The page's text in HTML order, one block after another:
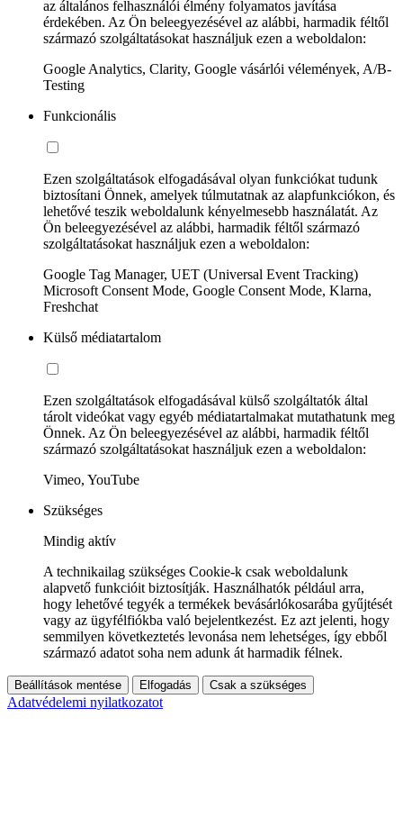
az általános felhasználói élmény folyamatos javítása
érdekében. Az Ön beleegyezésével az alábbi, harmadik féltől
származó szolgáltatásokat használjuk ezen a weboldalon:
Google Analytics, Clarity, Google vásárlói vélemények, A/B-
Testing
Funkcionális
Ezen szolgáltatások elfogadásával olyan funkciókat tudunk
biztosítani Önnek, amelyek túlmutatnak az alapfunkciókon, és
lehetővé teszik weboldalunk kényelmesebb használatát. Az
Ön beleegyezésével az alábbi, harmadik féltől származó
szolgáltatásokat használjuk ezen a weboldalon:
Google Tag Manager, UET (Universal Event Tracking)
Microsoft Consent Mode, Google Consent Mode, Klarna,
Freshchat
Külső médiatartalom
Ezen szolgáltatások elfogadásával külső szolgáltatók által
tárolt videókat vagy egyéb médiatartalmakat mutathatunk meg
Önnek. Az Ön beleegyezésével az alábbi, harmadik féltől
származó szolgáltatásokat használjuk ezen a weboldalon:
Vimeo, YouTube
Szükséges
Mindig aktív
A technikailag szükséges Cookie-k csak weboldalunk
alapvető funkcióit biztosítják. Használhatók például arra,
hogy lehetővé tegyék a termékek bevásárlókosarába gyűjtését
vagy az ügyfélfiókba való bejelentkezést. Ez azt jelenti, hogy
semmilyen következtetés levonása nem lehetséges, így ebből
származó adatot soha nem adunk át harmadik félnek.
Beállítások mentése Elfogadás Csak a szükséges
Adatvédelemi nyilatkozatot